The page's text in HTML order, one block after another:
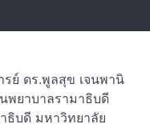
รย์ ดร.พูลสุข เจนพานิ
พยาบาลรามาธิบดี
ธิบดี มหาวิทยาลัย